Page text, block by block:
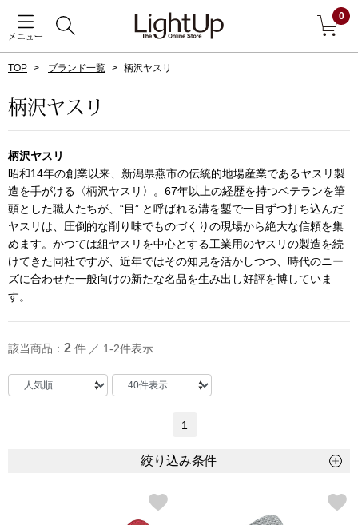
メニュー
0
すべて見る
ダーウェア
アウター
ジャケット
コート
ブルゾン
TOP ブランド一覧 柄沢ヤスリ
柄沢ヤスリ
柄沢ヤスリ
昭和14年の創業以来、新潟県燕市の伝統的地場産業であるヤスリ製
造を手がける〈柄沢ヤスリ〉。67年以上の経歴を持つベテランを筆
頭とした職人たちが、“目” と呼ばれる溝を鏨で一目ずつ打ち込んだ
ヤスリは、圧倒的な削り味でものづくりの現場から絶大な信頼を集
めます。かつては組ヤスリを中心とする工業用のヤスリの製造を続
けてきた同社ですが、近年ではその知見を活かしつつ、時代のニー
ズに合わせた一般向けの新たな名品を生み出し好評を博していま
す。
該当商品： 2 件 ／ 1-2件表示
1
絞り込み条件